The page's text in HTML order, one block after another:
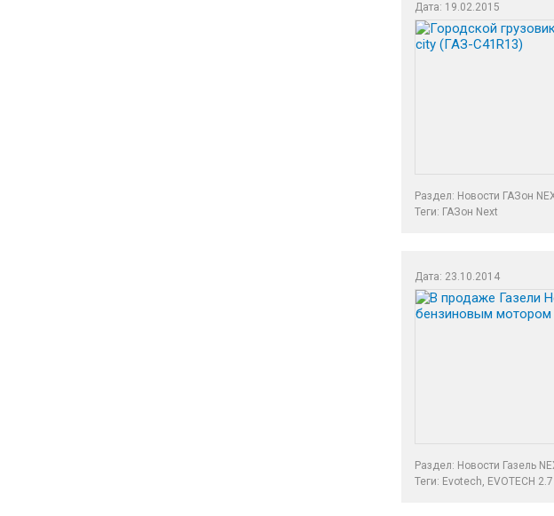
Дата: 19.02.2015
Раздел: Новости ГАЗон
Теги: ГАЗон Next
Дата: 23.10.2014
Раздел: Новости Газель
Теги: Evotech, EVOTECH 2.7